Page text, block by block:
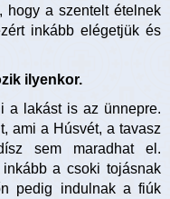
hogy a szentelt ételnek
inkább elégetjük és
ilyenkor.
a lakást is az ünnepre.
ami a Húsvét, a tavasz
sem maradhat el.
a csoki tojásnak
pedig indulnak a fiúk